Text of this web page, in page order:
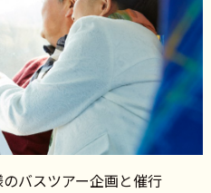
バスツアー企画と催行